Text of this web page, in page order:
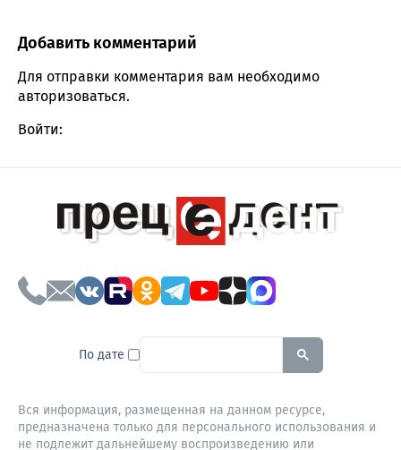
Comment section
Добавить комментарий
Для отправки комментария вам необходимо
авторизоваться.
Войти:
По дате To search this site, enter a
Вся информация, размещенная на данном ресурсе,
предназначена только для персонального использования и
не подлежит дальнейшему воспроизведению или